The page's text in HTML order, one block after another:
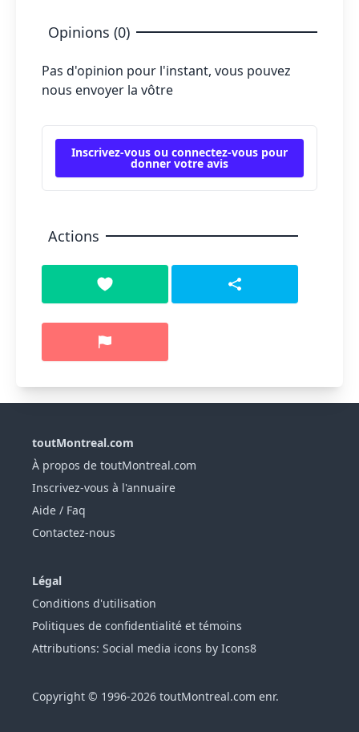
Opinions (0)
Pas d'opinion pour l'instant, vous pouvez
nous envoyer la vôtre
Inscrivez-vous ou connectez-vous pour
donner votre avis
Actions
toutMontreal.com
À propos de toutMontreal.com
Inscrivez-vous à l'annuaire
Aide / Faq
Contactez-nous
Légal
Conditions d'utilisation
Politiques de confidentialité et témoins
Attributions: Social media icons by Icons8
Copyright © 1996-2026 toutMontreal.com enr.